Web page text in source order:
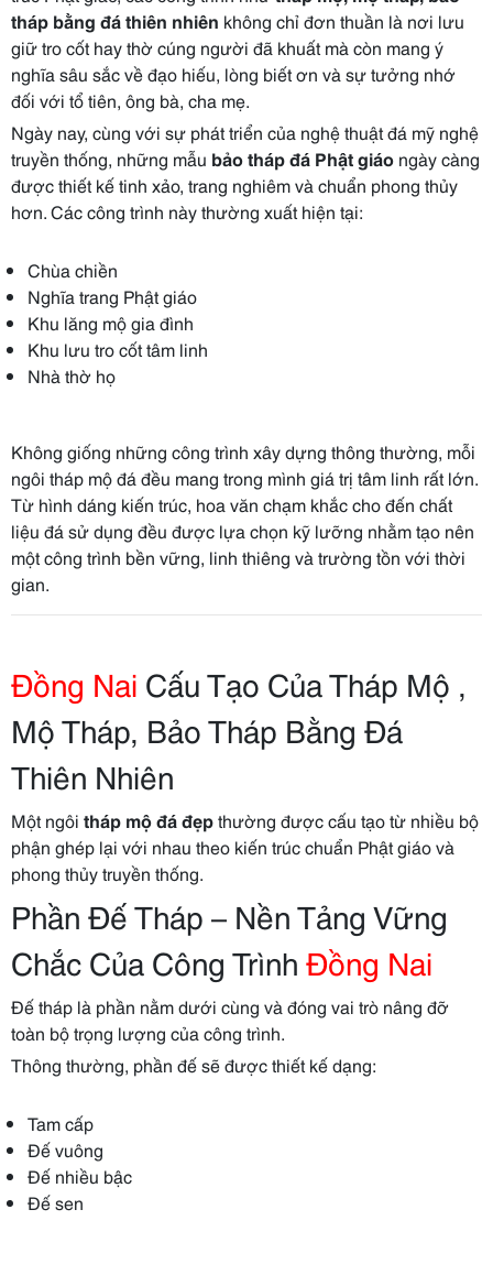
tháp bằng đá thiên nhiên không chỉ đơn thuần là nơi lưu
giữ tro cốt hay thờ cúng người đã khuất mà còn mang ý
nghĩa sâu sắc về đạo hiếu, lòng biết ơn và sự tưởng nhớ
đối với tổ tiên, ông bà, cha mẹ.
Ngày nay, cùng với sự phát triển của nghệ thuật đá mỹ nghệ
truyền thống, những mẫu bảo tháp đá Phật giáo ngày càng
được thiết kế tinh xảo, trang nghiêm và chuẩn phong thủy
hơn. Các công trình này thường xuất hiện tại:
Chùa chiền
Nghĩa trang Phật giáo
Khu lăng mộ gia đình
Khu lưu tro cốt tâm linh
Nhà thờ họ
Không giống những công trình xây dựng thông thường, mỗi
ngôi tháp mộ đá đều mang trong mình giá trị tâm linh rất lớn.
Từ hình dáng kiến trúc, hoa văn chạm khắc cho đến chất
liệu đá sử dụng đều được lựa chọn kỹ lưỡng nhằm tạo nên
một công trình bền vững, linh thiêng và trường tồn với thời
gian.
Đồng Nai Cấu Tạo Của Tháp Mộ ,
Mộ Tháp, Bảo Tháp Bằng Đá
Thiên Nhiên
Một ngôi tháp mộ đá đẹpthường được cấu tạo từ nhiều bộ
phận ghép lại với nhau theo kiến trúc chuẩn Phật giáo và
phong thủy truyền thống.
Phần Đế Tháp – Nền Tảng Vững
Chắc Của Công Trình Đồng Nai
Đế tháp là phần nằm dưới cùng và đóng vai trò nâng đỡ
toàn bộ trọng lượng của công trình.
Thông thường, phần đế sẽ được thiết kế dạng:
Tam cấp
Đế vuông
Đế nhiều bậc
Đế sen